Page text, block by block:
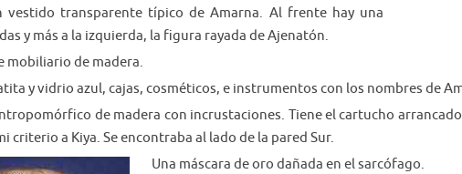
vestido transparente típico de Amarna. Al frente hay una
y más a la izquierda, la figura rayada de Ajenatón.
mobiliario de madera.
y vidrio azul, cajas, cosméticos, e instrumentos con los nombres de
de madera con incrustaciones. Tiene el cartucho
criterio a Kiya. Se encontraba al lado de la pared Sur.
Una máscara de oro dañada en el sarcófago.